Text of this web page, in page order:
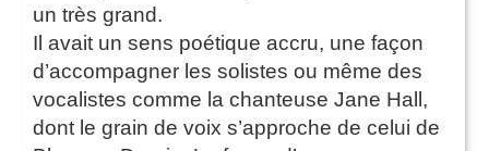
un très grand.
Il avait un sens poétique accru, une façon
d’accompagner les solistes ou même des
vocalistes comme la chanteuse Jane Hall,
dont le grain de voix s’approche de celui de